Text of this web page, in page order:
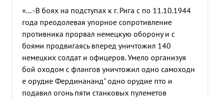
«... -В боях на подступах к г. Рига с по 11.10.1944
года преодолевая упорное сопротивление
противника прорвал немецкую оборону и с
боями продвигаясь вперед уничтожил 140
немецких солдат и офицеров. Умело организуя
бой оходом с флангов уничтожил одно самоходн
е орудие Фердинананд" одно орудие пто и
подавил огонь пяти станковых пулеметов